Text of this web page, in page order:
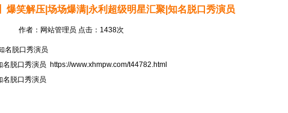
爆笑解压|场场爆满|永利超级明星汇聚|知名脱口秀演员
作者：网站管理员 点击：1438次
名脱口秀演员
名脱口秀演员 https://www.xhmpw.com/t44782.html
名脱口秀演员